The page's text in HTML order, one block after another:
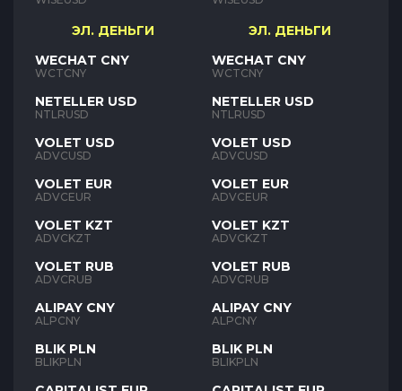
ЭЛ. ДЕНЬГИ
WECHAT CNY
WCTCNY
NETELLER USD
NTLRUSD
VOLET USD
ADVCUSD
VOLET EUR
ADVCEUR
VOLET KZT
ADVCKZT
VOLET RUB
ADVCRUB
ALIPAY CNY
ALPCNY
BLIK PLN
BLIKPLN
ЭЛ. ДЕНЬГИ
WECHAT CNY
WCTCNY
NETELLER USD
NTLRUSD
VOLET USD
ADVCUSD
VOLET EUR
ADVCEUR
VOLET KZT
ADVCKZT
VOLET RUB
ADVCRUB
ALIPAY CNY
ALPCNY
BLIK PLN
BLIKPLN